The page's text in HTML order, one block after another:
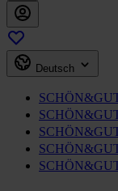
Deutsch